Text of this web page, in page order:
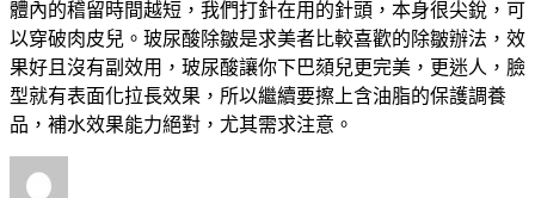
體內的稽留時間越短，我們打針在用的針頭，本身很尖銳，可
以穿破肉皮兒。玻尿酸除皺是求美者比較喜歡的除皺辦法，效
果好且沒有副效用，玻尿酸讓你下巴頦兒更完美，更迷人，臉
型就有表面化拉長效果，所以繼續要擦上含油脂的保護調養
品，補水效果能力絕對，尤其需求注意。